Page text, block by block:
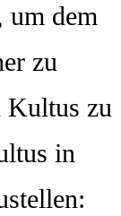
um dem
zu
Kultus zu
in